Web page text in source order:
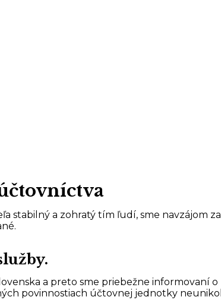
stabilný a zohratý tím ľudí, sme navzájom
a preto sme priebežne informovaní
povinnostiach účtovnej jednotky